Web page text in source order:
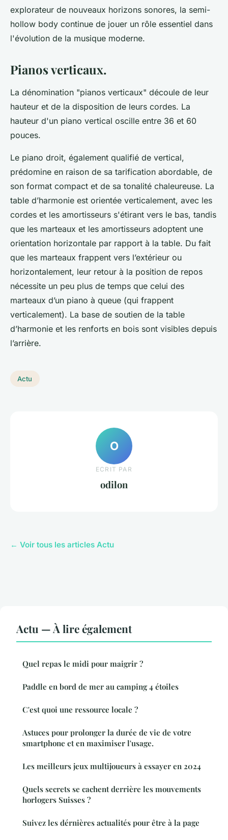
explorateur de nouveaux horizons sonores, la semi-
hollow body continue de jouer un rôle essentiel dans
l'évolution de la musique moderne.
Pianos verticaux.
La dénomination "pianos verticaux" découle de leur
hauteur et de la disposition de leurs cordes. La
hauteur d'un piano vertical oscille entre 36 et 60
pouces.
Le piano droit, également qualifié de vertical,
prédomine en raison de sa tarification abordable, de
son format compact et de sa tonalité chaleureuse. La
table d’harmonie est orientée verticalement, avec les
cordes et les amortisseurs s'étirant vers le bas, tandis
que les marteaux et les amortisseurs adoptent une
orientation horizontale par rapport à la table. Du fait
que les marteaux frappent vers l’extérieur ou
horizontalement, leur retour à la position de repos
nécessite un peu plus de temps que celui des
marteaux d’un piano à queue (qui frappent
verticalement). La base de soutien de la table
d’harmonie et les renforts en bois sont visibles depuis
l’arrière.
Actu
O
ECRIT PAR
odilon
← Voir tous les articles Actu
Actu — À lire également
Quel repas le midi pour maigrir ?
Paddle en bord de mer au camping 4 étoiles
C'est quoi une ressource locale ?
Astuces pour prolonger la durée de vie de votre
smartphone et en maximiser l'usage.
Les meilleurs jeux multijoueurs à essayer en 2024
Quels secrets se cachent derrière les mouvements
horlogers Suisses ?
Suivez les dérnières actualités pour être à la page